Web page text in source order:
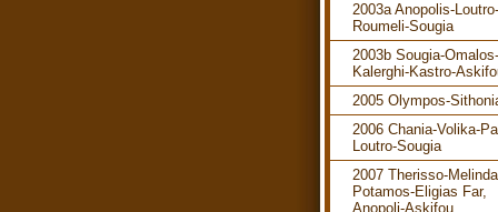
2003a Anopolis-
Roumeli-Sougia
2003b Sougia-Omalos-
Kalerghi-Kastro-
2005 Olympos-
2006 Chania-Volika-
Loutro-Sougia
2007 Therisso-
Potamos-Eligias Far,
Anopoli-Askifou